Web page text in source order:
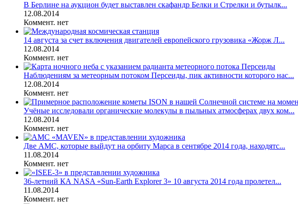
В Берлине на аукцион будет выставлен скафандр Белки и Стрелки и бутылк...
12.08.2014
Коммент. нет
14 августа за счет включения двигателей европейского грузовика «Жорж Л...
12.08.2014
Коммент. нет
Наблюдениям за метеорным потоком Персеиды, пик активности которого нас...
12.08.2014
Коммент. нет
Учёные исследовали органические молекулы в пыльных атмосферах двух ком...
12.08.2014
Коммент. нет
Две АМС, которые выйдут на орбиту Марса в сентябре 2014 года, находятс...
11.08.2014
Коммент. нет
36-летний КА NASA «Sun-Earth Explorer 3» 10 августа 2014 года пролетел...
11.08.2014
Коммент. нет